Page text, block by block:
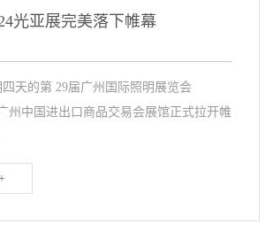
光亚展完美落下帷幕
天的第 29届广州国际照明展览会
州中国进出口商品交易会展馆正式拉开帷